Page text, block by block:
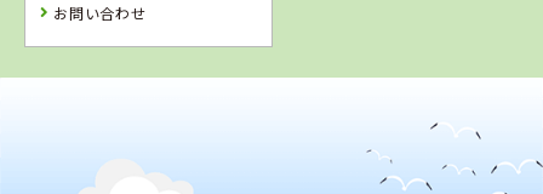
お問い合わせ